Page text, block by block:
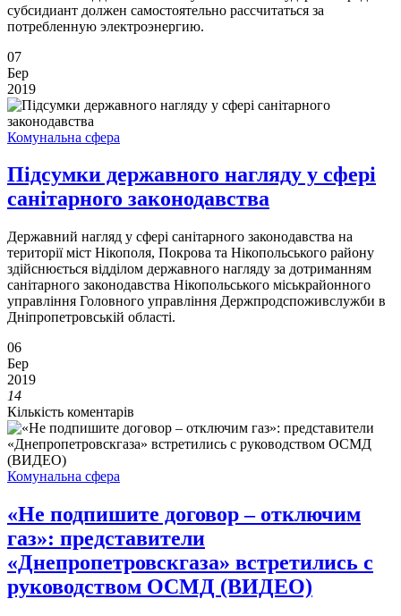
субсидиант должен самостоятельно рассчитаться за
потребленную электроэнергию.
07
Бер
2019
Комунальна сфера
Підсумки державного нагляду у сфері
санітарного законодавства
Державний нагляд у сфері санітарного законодавства на
території міст Нікополя, Покрова та Нікопольського району
здійснюється відділом державного нагляду за дотриманням
санітарного законодавства Нікопольського міськрайонного
управління Головного управління Держпродспоживслужби в
Дніпропетровській області.
06
Бер
2019
14
Кількість коментарів
Комунальна сфера
«Не подпишите договор – отключим
газ»: представители
«Днепропетровскгаза» встретились с
руководством ОСМД (ВИДЕО)